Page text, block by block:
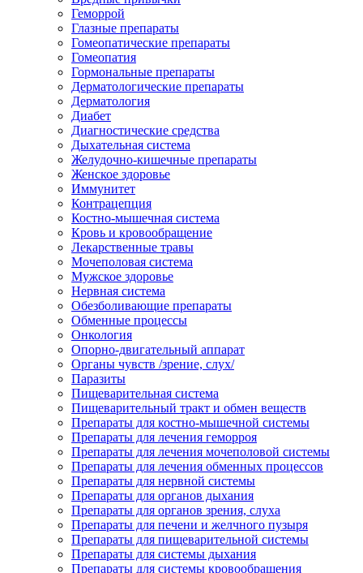
Геморрой
Глазные препараты
Гомеопатические препараты
Гомеопатия
Гормональные препараты
Дерматологические препараты
Дерматология
Диабет
Диагностические средства
Дыхательная система
Желудочно-кишечные препараты
Женское здоровье
Иммунитет
Контрацепция
Костно-мышечная система
Кровь и кровообращение
Лекарственные травы
Мочеполовая система
Мужское здоровье
Нервная система
Обезболивающие препараты
Обменные процессы
Онкология
Опорно-двигательный аппарат
Органы чувств /зрение, слух/
Паразиты
Пищеварительная система
Пищеварительный тракт и обмен веществ
Препараты для костно-мышечной системы
Препараты для лечения геморроя
Препараты для лечения мочеполовой системы
Препараты для лечения обменных процессов
Препараты для нервной системы
Препараты для органов дыхания
Препараты для органов зрения, слуха
Препараты для печени и желчного пузыря
Препараты для пищеварительной системы
Препараты для системы дыхания
Препараты для системы кровообращения